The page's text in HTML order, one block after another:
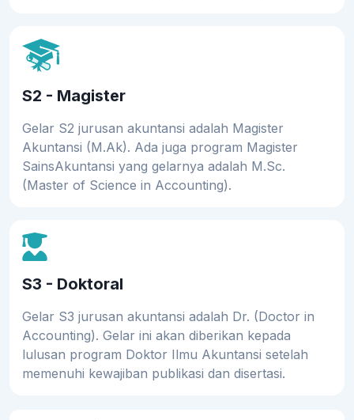
S2 - Magister
Gelar S2 jurusan akuntansi adalah Magister
Akuntansi (M.Ak). Ada juga program Magister
SainsAkuntansi yang gelarnya adalah M.Sc.
(Master of Science in Accounting).
S3 - Doktoral
Gelar S3 jurusan akuntansi adalah Dr. (Doctor in
Accounting). Gelar ini akan diberikan kepada
lulusan program Doktor Ilmu Akuntansi setelah
memenuhi kewajiban publikasi dan disertasi.